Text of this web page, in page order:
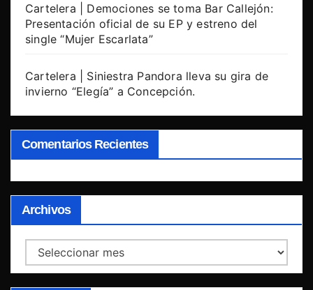
Cartelera | Demociones se toma Bar Callejón:
Presentación oficial de su EP y estreno del
single “Mujer Escarlata”
Cartelera | Siniestra Pandora lleva su gira de
invierno “Elegía” a Concepción.
Comentarios Recientes
Archivos
Archivos